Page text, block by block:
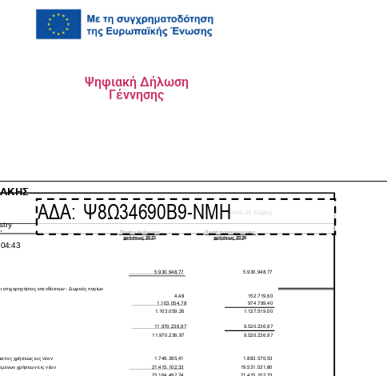
Ψηφιακή Δήλωση
Γέννησης